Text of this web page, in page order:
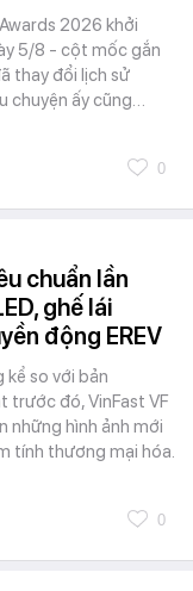
2026 khởi
5/8 - cột mốc gắn
thay đổi lịch sử
chuyện ấy cũng…
0
chuẩn lần
ghế lái
động EREV
kể so với bản
trước đó, VinFast VF
những hình ảnh mới
tính thương mại hóa.
0